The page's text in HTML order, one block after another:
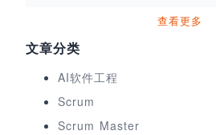
查看更多
文章分类
AI软件工程
Scrum
Scrum Master